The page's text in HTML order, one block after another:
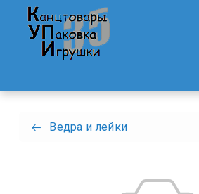
Ведра и лейки